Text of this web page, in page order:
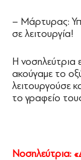
– Μάρτυρας:
σε λειτουργία!
Η νοσηλεύτρια
ακούγαμε το
λειτουργούσε
το γραφείο
Νοσηλεύτρια: